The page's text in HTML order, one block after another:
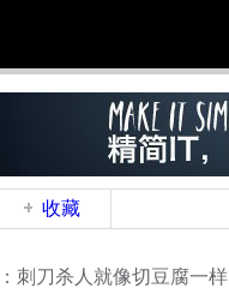
收藏
刺刀杀人就像切豆腐一样